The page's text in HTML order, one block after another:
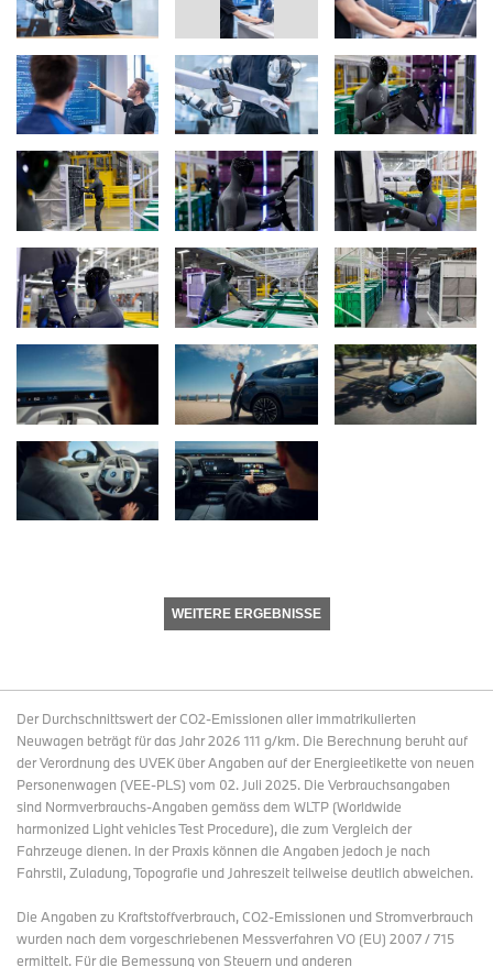
WEITERE ERGEBNISSE
Der Durchschnittswert der CO2-Emissionen aller immatrikulierten
Neuwagen beträgt für das Jahr 2026 111 g/km. Die Berechnung beruht auf
der Verordnung des UVEK über Angaben auf der Energieetikette von neuen
Personenwagen (VEE-PLS) vom 02. Juli 2025. Die Verbrauchsangaben
sind Normverbrauchs-Angaben gemäss dem WLTP (Worldwide
harmonized Light vehicles Test Procedure), die zum Vergleich der
Fahrzeuge dienen. In der Praxis können die Angaben jedoch je nach
Fahrstil, Zuladung, Topografie und Jahreszeit teilweise deutlich abweichen.
Die Angaben zu Kraftstoffverbrauch, CO2-Emissionen und Stromverbrauch
wurden nach dem vorgeschriebenen Messverfahren VO (EU) 2007 / 715
ermittelt. Für die Bemessung von Steuern und anderen